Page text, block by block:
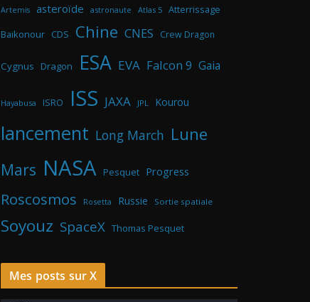
Artemis asteroïde astronaute Atlas 5 Atterrissage
Baikonour CDS Chine CNES Crew Dragon
Cygnus Dragon ESA EVA Falcon 9 Gaia
Hayabusa ISRO ISS JAXA JPL Kourou
lancement Long March Lune
Mars NASA Pesquet Progress
Roscosmos Rosetta Russie Sortie spatiale
Soyouz SpaceX Thomas Pesquet
Mes posts sur X